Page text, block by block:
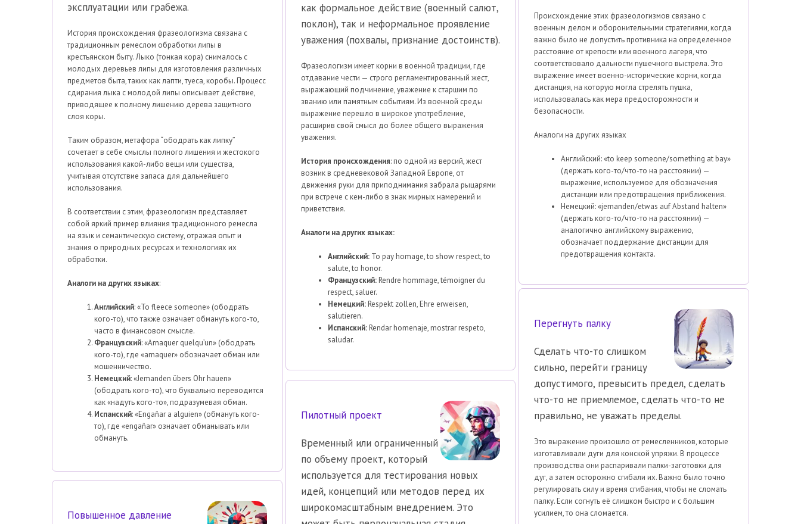
Происхождение этих фразеологизмов связано с
военным делом и оборонительными стратегиями, когда
важно было не допустить противника на определенное
расстояние от крепости или военного лагеря, что
соответствовало дальности пушечного выстрела. Это
выражение имеет военно-исторические корни, когда
дистанция, на которую могла стрелять пушка,
использовалась как мера предосторожности и
безопасности.
Аналоги на других языках
Английский: «to keep someone/something at bay»
(держать кого-то/что-то на расстоянии) —
выражение, используемое для обозначения
дистанции или предотвращения приближения.
Немецкий: «jemanden/etwas auf Abstand halten»
(держать кого-то/что-то на расстоянии) —
аналогично английскому выражению,
обозначает поддержание дистанции для
предотвращения контакта.
эксплуатации или грабежа.
История происхождения фразеологизма связана с
традиционным ремеслом обработки липы в
крестьянском быту. Лыко (тонкая кора) снималось с
молодых деревьев липы для изготовления различных
предметов быта, таких как лапти, туеса, коробы. Процесс
сдирания лыка с молодой липы описывает действие,
приводящее к полному лишению дерева защитного
слоя коры.
Таким образом, метафора “ободрать как липку”
сочетает в себе смыслы полного лишения и жестокого
использования какой-либо вещи или существа,
учитывая отсутствие запаса для дальнейшего
использования.
В соответствии с этим, фразеологизм представляет
собой яркий пример влияния традиционного ремесла
на язык и семантическую систему, отражая опыт и
знания о природных ресурсах и технологиях их
обработки.
Аналоги на других языках:
Английский: «To fleece someone» (ободрать
кого-то), что также означает обмануть кого-то,
часто в финансовом смысле.
Французский: «Arnaquer quelqu’un» (ободрать
кого-то), где «arnaquer» обозначает обман или
мошенничество.
Немецкий: «Jemanden übers Ohr hauen»
(ободрать кого-то), что буквально переводится
как «надуть кого-то», подразумевая обман.
Испанский: «Engañar a alguien» (обмануть кого-
то), где «engañar» означает обманывать или
обмануть.
как формальное действие (военный салют,
поклон), так и неформальное проявление
уважения (похвалы, признание достоинств).
Фразеологизм имеет корни в военной традиции, где
отдавание чести — строго регламентированный жест,
выражающий подчинение, уважение к старшим по
званию или памятным событиям. Из военной среды
выражение перешло в широкое употребление,
расширив свой смысл до более общего выражения
уважения.
История происхождения: по одной из версий, жест
возник в средневековой Западной Европе, от
движения руки для приподнимания забрала рыцарями
при встрече с кем-либо в знак мирных намерений и
приветствия.
Аналоги на других языках:
Английский:To pay homage, to show respect, to
salute, to honor.
Французский:Rendre hommage, témoigner du
respect, saluer.
Немецкий:Respekt zollen, Ehre erweisen,
salutieren.
Испанский:Rendar homenaje, mostrar respeto,
saludar.
Перегнуть палку
Сделать что-то слишком
сильно, перейти границу
допустимого, превысить предел, сделать
что-то не приемлемое, сделать что-то не
правильно, не уважать пределы.
Это выражение произошло от ремесленников, которые
изготавливали дуги для конской упряжи. В процессе
производства они распаривали палки-заготовки для
дуг, а затем осторожно сгибали их. Важно было точно
регулировать силу и время сгибания, чтобы не сломать
палку. Если согнуть её слишком быстро и с большим
усилием, то она сломается.
Пилотный проект
Временный или ограниченный
по объему проект, который
используется для тестирования новых
идей, концепций или методов перед их
широкомасштабным внедрением. Это
Повышенное давление